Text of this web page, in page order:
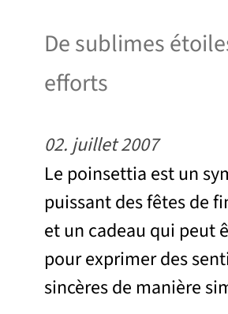
De sublimes
efforts
02. juillet 2007
Le poinsettia est un
puissant des fêtes de
et un cadeau qui peut
pour exprimer des
sincères de manière